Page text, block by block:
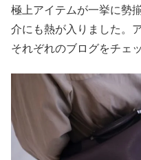
極上アイテムが一挙に勢
介にも熱が入りました。
それぞれのブログをチェ